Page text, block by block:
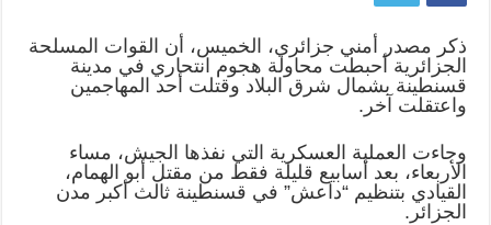
ذكر مصدر أمني جزائري، الخميس، أن القوات المسلحة
الجزائرية أحبطت محاولة هجوم انتحاري في مدينة
قسنطينة بشمال شرق البلاد وقتلت أحد المهاجمين
واعتقلت آخر.
وجاءت العملية العسكرية التي نفذها الجيش، مساء
الأربعاء، بعد أسابيع قليلة فقط من مقتل أبو الهمام،
القيادي بتنظيم “داعش” في قسنطينة ثالث أكبر مدن
الجزائر.